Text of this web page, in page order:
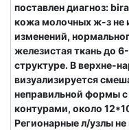
поставлен диагноз:
кожа молочных ж-з не
изменений,
железистая ткань до
структуре. В верхне-
визуализируется
неправильной формы
контурами, около
Регионарные л/узлы